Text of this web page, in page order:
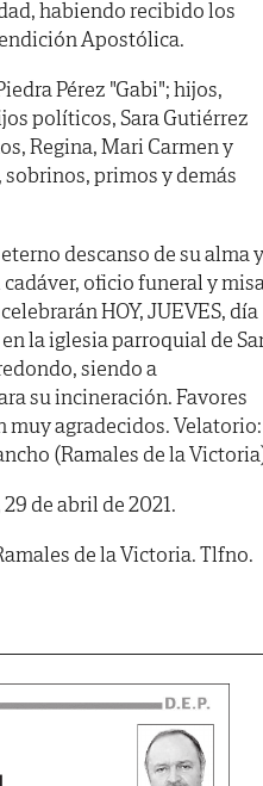
habiendo recibido los
Apostólica.
Pérez "Gabi"; hijos,
políticos, Sara Gutiérrez
Regina, Mari Carmen y
primos y demás
descanso de su alma y
oficio funeral y
HOY, JUEVES, día
en la iglesia parroquial de
siendo a
su incineración. Favores
muy agradecidos. Velatorio:
(Ramales de la
de abril de 2021.
de la Victoria. Tlfno.